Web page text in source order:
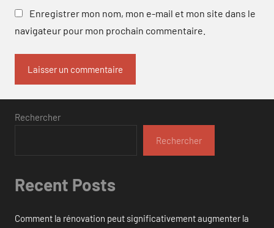
Enregistrer mon nom, mon e-mail et mon site dans le
navigateur pour mon prochain commentaire.
Rechercher
Rechercher
Recent Posts
Comment la rénovation peut significativement augmenter la